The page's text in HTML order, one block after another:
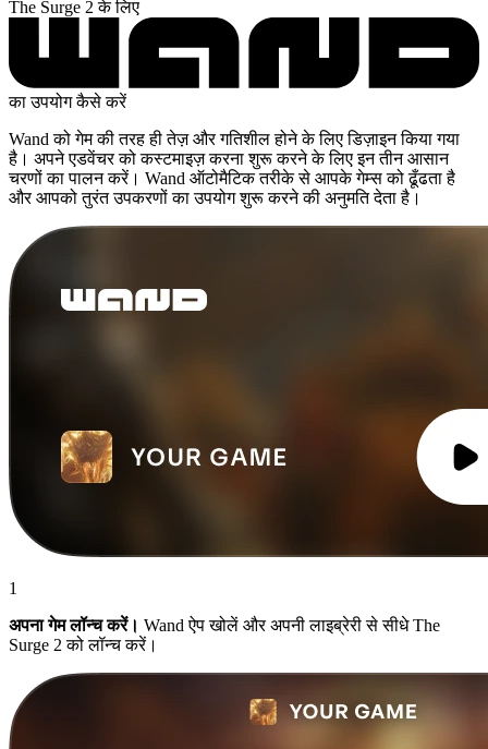
The Surge 2 के लिए
का उपयोग कैसे करें
Wand को गेम की तरह ही तेज़ और गतिशील होने के लिए डिज़ाइन किया गया
है। अपने एडवेंचर को कस्टमाइज़ करना शुरू करने के लिए इन तीन आसान
चरणों का पालन करें। Wand ऑटोमैटिक तरीके से आपके गेम्स को ढूँढता है
और आपको तुरंत उपकरणों का उपयोग शुरू करने की अनुमति देता है।
1
अपना गेम लॉन्च करें। Wand ऐप खोलें और अपनी लाइब्रेरी से सीधे The
Surge 2 को लॉन्च करें।